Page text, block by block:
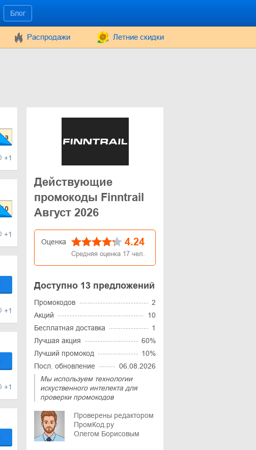
Блог
Распродажи Летние скидки
+1
+1
+1
+1
Действующие
промокоды Finntrail
Август 2026
Оценка 4.24
Средняя оценка 17 чел.
Доступно 13 предложений
Промокодов
2
Акций
10
Бесплатная доставка
1
Лучшая акция
60%
Лучший промокод
10%
Посл. обновление
06.08.2026
Мы используем технологии
искуственного интелекта для
проверки промокодов
Проверены редактором
ПромКод.ру
Олегом Борисовым